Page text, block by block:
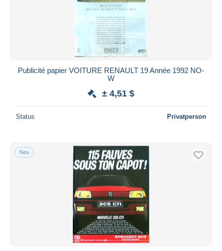
Publicité papier VOITURE RENAULT 19 Année 1992 NO-
W
± 4,51 $
Status Privatperson
Neu